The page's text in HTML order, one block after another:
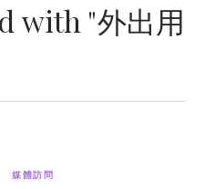
with "外出用
媒體訪問